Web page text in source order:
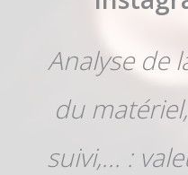
Analyse de
du
suivi,... :